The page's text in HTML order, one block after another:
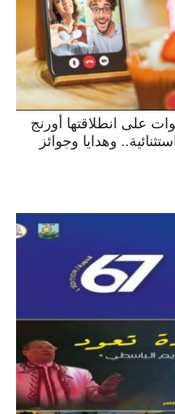
احتفالها بمرور 10 سنوات على انطلاقتها أورنج
وهدايا وجوائز